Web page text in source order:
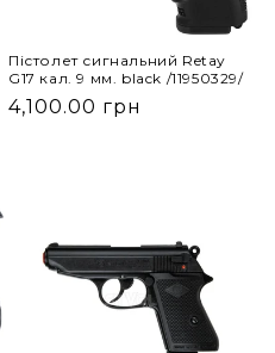
Пістолет сигнальний Retay
G17 кал. 9 мм. black /11950329/
4,100.00 грн